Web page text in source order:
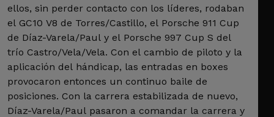
ellos, sin perder contacto con los líderes, rodaban
el GC10 V8 de Torres/Castillo, el Porsche 911 Cup
de Díaz-Varela/Paul y el Porsche 997 Cup S del
trío Castro/Vela/Vela. Con el cambio de piloto y la
aplicación del hándicap, las entradas en boxes
provocaron entonces un continuo baile de
posiciones. Con la carrera estabilizada de nuevo,
Díaz-Varela/Paul pasaron a comandar la carrera y